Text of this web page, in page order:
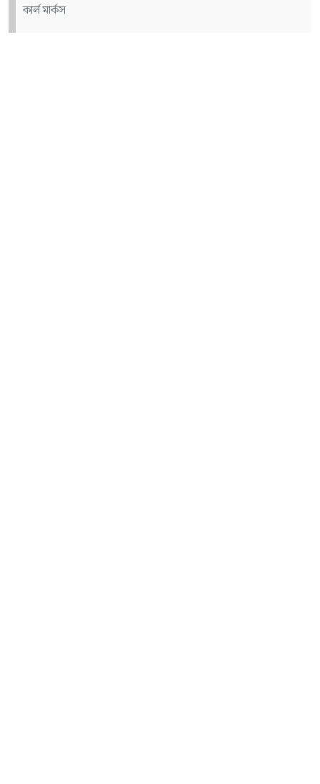
কার্ল মার্কস